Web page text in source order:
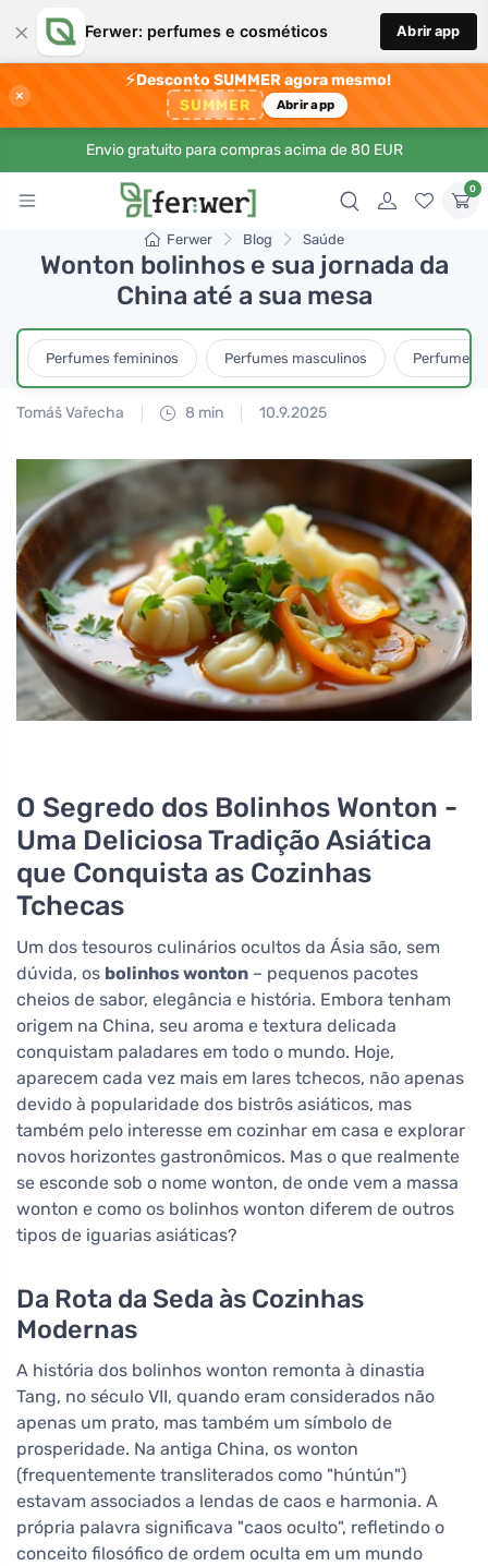
× Ferwer: perfumes e cosméticos Abrir app
×
⚡Desconto SUMMER agora mesmo!
SUMMER Abrir app
Envio gratuito para compras acima de 80 EUR
0
Ferwer Blog Saúde
Wonton bolinhos e sua jornada da
China até a sua mesa
Perfumes femininos Perfumes masculinos Perfumes
Tomáš Vařecha 8 min 10.9.2025
O Segredo dos Bolinhos Wonton -
Uma Deliciosa Tradição Asiática
que Conquista as Cozinhas
Tchecas
Um dos tesouros culinários ocultos da Ásia são, sem
dúvida, os bolinhos wonton – pequenos pacotes
cheios de sabor, elegância e história. Embora tenham
origem na China, seu aroma e textura delicada
conquistam paladares em todo o mundo. Hoje,
aparecem cada vez mais em lares tchecos, não apenas
devido à popularidade dos bistrôs asiáticos, mas
também pelo interesse em cozinhar em casa e explorar
novos horizontes gastronômicos. Mas o que realmente
se esconde sob o nome wonton, de onde vem a massa
wonton e como os bolinhos wonton diferem de outros
tipos de iguarias asiáticas?
Da Rota da Seda às Cozinhas
Modernas
A história dos bolinhos wonton remonta à dinastia
Tang, no século VII, quando eram considerados não
apenas um prato, mas também um símbolo de
prosperidade. Na antiga China, os wonton
(frequentemente transliterados como "húntún")
estavam associados a lendas de caos e harmonia. A
própria palavra significava "caos oculto", refletindo o
conceito filosófico de ordem oculta em um mundo